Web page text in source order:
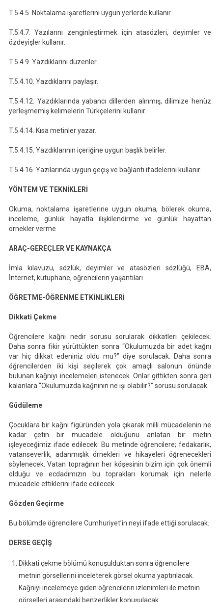
T.5.4.5. Noktalama işaretlerini uygun yerlerde kullanır.
T.5.4.7. Yazılarını zenginleştirmek için atasözleri, deyimler ve
özdeyişler kullanır.
T.5.4.9. Yazdıklarını düzenler.
T.5.4.10. Yazdıklarını paylaşır.
T.5.4.12. Yazdıklarında yabancı dillerden alınmış, dilimize henüz
yerleşmemiş kelimelerin Türkçelerini kullanır.
T.5.4.14. Kısa metinler yazar.
T.5.4.15. Yazdıklarının içeriğine uygun başlık belirler.
T.5.4.16. Yazılarında uygun geçiş ve bağlantı ifadelerini kullanır.
YÖNTEM VE TEKNİKLERİ
Okuma, noktalama işaretlerine uygun okuma, bölerek okuma,
inceleme, günlük hayatla ilişkilendirme ve günlük hayattan
örnekler verme
ARAÇ-GEREÇLER VE KAYNAKÇA
İmla kılavuzu, sözlük, deyimler ve atasözleri sözlüğü, EBA,
İnternet, kütüphane, öğrencilerin yaşantıları
ÖĞRETME-ÖĞRENME ETKİNLİKLERİ
Dikkati Çekme
Öğrencilere kağnı nedir sorusu sorularak dikkatleri çekilecek.
Daha sonra fikir yürüttükten sonra “Okulumuzda bir adet kağnı
var hiç dikkat edeniniz oldu mu?” diye sorulacak. Daha sonra
öğrencilerden iki kişi seçilerek çok amaçlı salonun önünde
bulunan kağnıyı incelemeleri istenecek. Onlar gittikten sonra geri
kalanlara “Okulumuzda kağnının ne işi olabilir?” sorusu sorulacak.
Güdüleme
Çocuklara bir kağnı figüründen yola çıkarak milli mücadelenin ne
kadar çetin bir mücadele olduğunu anlatan bir metin
işleyeceğimiz ifade edilecek. Bu metinde öğrencilere; fedakarlık,
vatanseverlik, adanmışlık örnekleri ve hikayeleri öğrenecekleri
söylenecek. Vatan toprağının her köşesinin bizim için çok önemli
olduğu ve ecdadımızın bu toprakları korumak için nelerle
mücadele ettiklerini ifade edilecek.
Gözden Geçirme
Bu bölümde öğrencilere Cumhuriyet’in neyi ifade ettiği sorulacak.
DERSE GEÇİŞ
Dikkati çekme bölümü konuşulduktan sonra öğrencilere
metnin görsellerini inceleterek görsel okuma yaptırılacak.
Kağnıyı incelemeye giden öğrencilerin izlenimleri ile metnin
görselleri arasındaki benzerlikler konuşulacak.